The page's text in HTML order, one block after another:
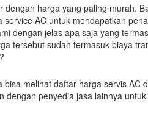
dengan harga yang paling murah.
service AC untuk mendapatkan
dengan jelas apa saja yang
tersebut sudah termasuk biaya
bisa melihat daftar harga servis AC
dengan penyedia jasa lainnya